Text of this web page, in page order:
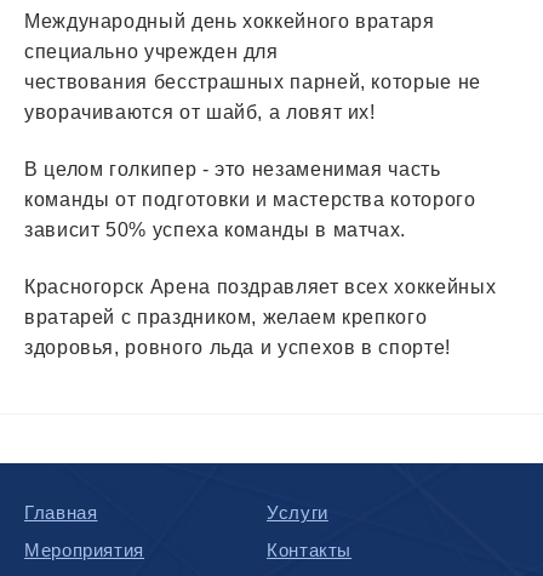
Международный день хоккейного вратаря
специально учрежден для
чествования бесстрашных парней, которые не
уворачиваются от шайб, а ловят их!
В целом голкипер - это незаменимая часть
команды от подготовки и мастерства которого
зависит 50% успеха команды в матчах.
Красногорск Арена поздравляет всех хоккейных
вратарей с праздником, желаем крепкого
здоровья, ровного льда и успехов в спорте!
Главная
Мероприятия
Услуги
Контакты